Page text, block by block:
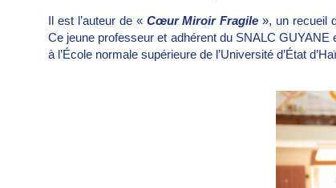
Il est l’auteur de « Cœur Miroir Fragile », un recueil
Ce jeune professeur et adhérent du SNALC
à l’École normale supérieure de l’Université d’État